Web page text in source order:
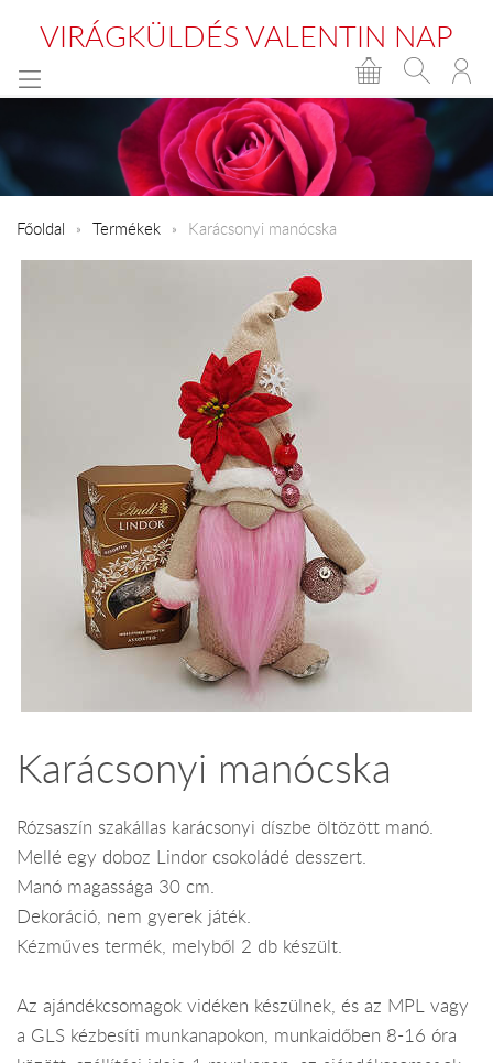
VIRÁGKÜLDÉS VALENTIN NAP
Főoldal Termékek Karácsonyi manócska
Karácsonyi manócska
Rózsaszín szakállas karácsonyi díszbe öltözött manó.
Mellé egy doboz Lindor csokoládé desszert.
Manó magassága 30 cm.
Dekoráció, nem gyerek játék.
Kézműves termék, melyből 2 db készült.
Az ajándékcsomagok vidéken készülnek, és az MPL vagy
a GLS kézbesíti munkanapokon, munkaidőben 8-16 óra